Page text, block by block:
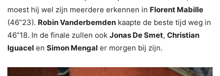
moest hij wel zijn meerdere erkennen in Florent Mabille
(46”23). Robin Vanderbemden kaapte de beste tijd weg in
46”18. In de finale zullen ook Jonas De Smet, Christian
Iguacel en Simon Mengal er morgen bij zijn.